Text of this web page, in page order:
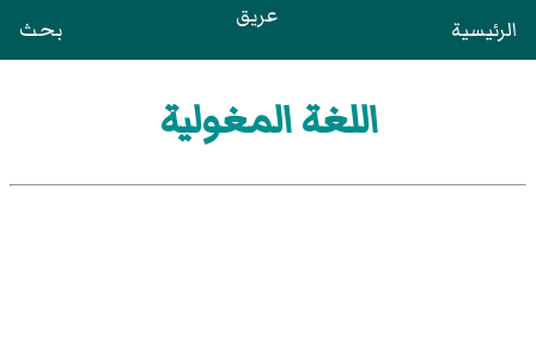
الرئيسية عريق بحث
اللغة المغولية